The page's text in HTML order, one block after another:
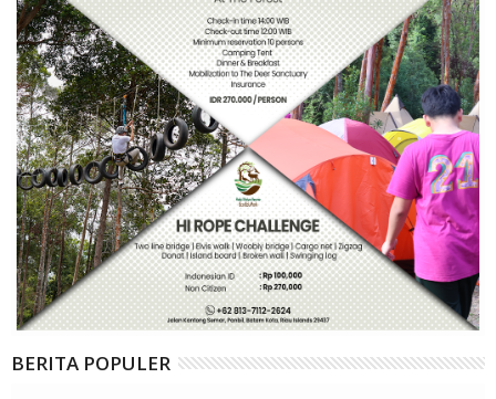
BERITA POPULER